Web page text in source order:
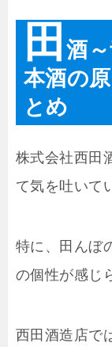
田酒
本酒の
とめ
株式会社西田
て気を吐いて
特に、田んぼ
の個性が感じ
西田酒造店で